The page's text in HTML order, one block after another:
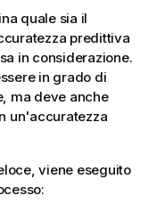
quale sia il
predittiva
in considerazione.
in grado di
ma deve anche
un'accuratezza
viene eseguito